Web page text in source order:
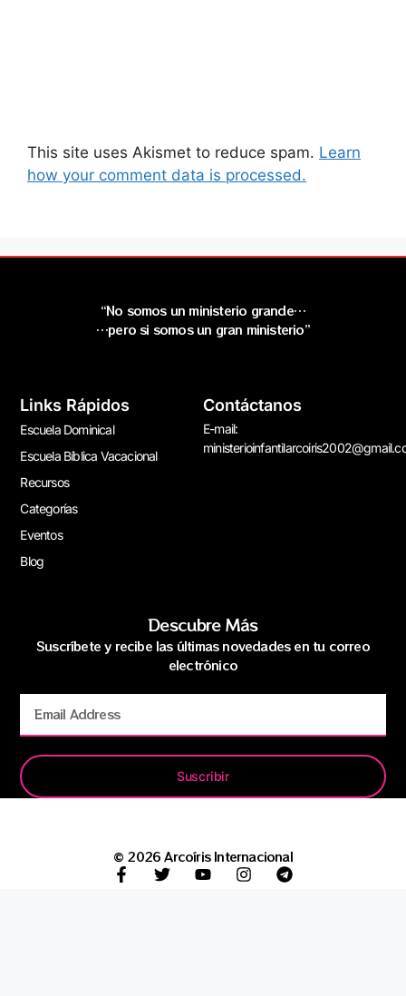
This site uses Akismet to reduce spam. Learn
how your comment data is processed.
“No somos un ministerio grande…
…pero si somos un gran ministerio”
Links Rápidos
Escuela Dominical
Escuela Bíblica Vacacional
Recursos
Categorías
Eventos
Blog
Contáctanos
E-mail:
Descubre Más
Suscríbete y recibe las últimas novedades en tu correo
electrónico
Suscribir
© 2026 Arcoíris Internacional